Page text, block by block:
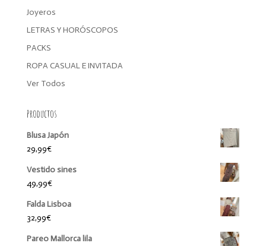
Joyeros
LETRAS Y HORÓSCOPOS
PACKS
ROPA CASUAL E INVITADA
Ver Todos
Productos
Blusa Japón
29,99€
Vestido sines
49,99€
Falda Lisboa
32,99€
Pareo Mallorca lila